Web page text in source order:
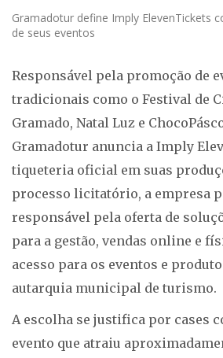
Gramadotur define Imply ElevenTickets
de seus eventos
Responsável pela promoção de
tradicionais como o Festival de
Gramado, Natal Luz e
Gramadotur anuncia a Imply
tiqueteria oficial em suas
processo licitatório, a empresa
responsável pela oferta de
para a gestão, vendas online e
acesso para os eventos e
autarquia municipal de turismo.
A escolha se justifica por cases
evento que atraiu